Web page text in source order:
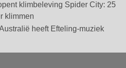
klimbeleving Spider City: 25
klimmen
heeft Efteling-muziek